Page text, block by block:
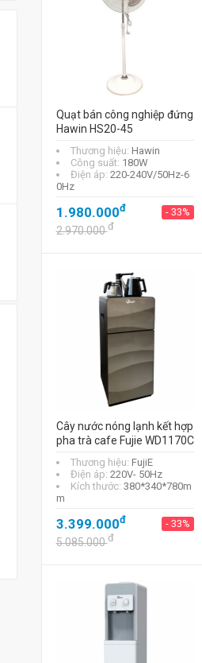
Cầu dao tự động
BKN 3P 6A
363.000
Cầu dao tự động
(aptomat) MCCB
LS ABS53c 15A
1.142.000đ
Quạt bán công nghiệp đứng
Hawin HS20-45
Thương hiệu: Hawin
Công suất: 180W
Điện áp: 220-240V/50Hz-6
0Hz
1.980.000đ - 33%
2.970.000đ
Cây nước nóng lạnh kết hợp
pha trà cafe Fujie WD1170C
Thương hiệu: FujiE
Điện áp: 220V- 50Hz
Kích thước: 380*340*780m
m
3.399.000đ - 33%
5.085.000đ